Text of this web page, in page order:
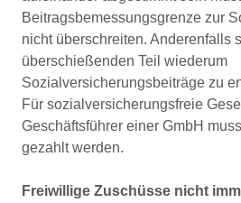
Beitragsbemessungsgrenze zur
nicht überschreiten. Anderenfalls
überschießenden Teil wiederum
Sozialversicherungsbeiträge zu
Für sozialversicherungsfreie
Geschäftsführer einer GmbH
gezahlt werden.
Freiwillige Zuschüsse nicht